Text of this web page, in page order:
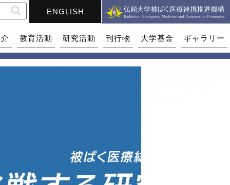
ENGLISH
教育活動 研究活動 刊行物 大学基金 ギャラリー